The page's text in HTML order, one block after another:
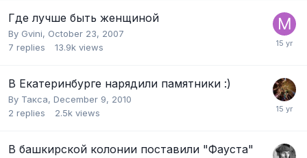
Где лучше быть женщиной
By Gvini, October 23, 2007
7 replies 13.9k views
В Екатеринбурге нарядили памятники :)
By Такса, December 9, 2010
2 replies 2.5k views
В башкирской колонии поставили "Фауста"